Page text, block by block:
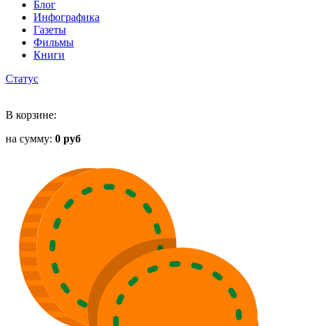
Блог
Инфографика
Газеты
Фильмы
Книги
Статус
В корзине:
на сумму: 0 руб